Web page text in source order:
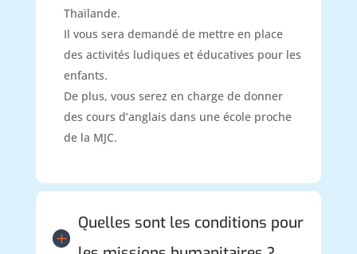
Thaïlande.
Il vous sera demandé de mettre en place
des activités ludiques et éducatives pour les
enfants.
De plus, vous serez en charge de donner
des cours d’anglais dans une école proche
de la MJC.
L
Quelles sont les conditions pour